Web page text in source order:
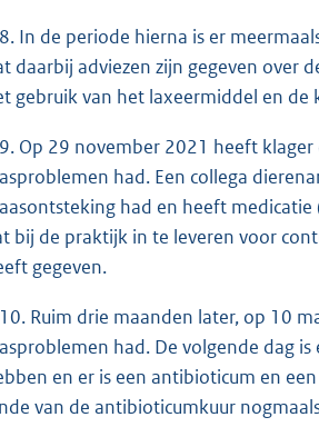
In de periode hierna is er
daarbij adviezen zijn gegeven over
gebruik van het laxeermiddel en
Op 29 november 2021 heeft
had. Een collega
had en heeft medicatie
bij de praktijk in te leveren voor
gegeven.
Ruim drie maanden later, op 10
had. De volgende dag
en er is een antibioticum en
van de antibioticumkuur